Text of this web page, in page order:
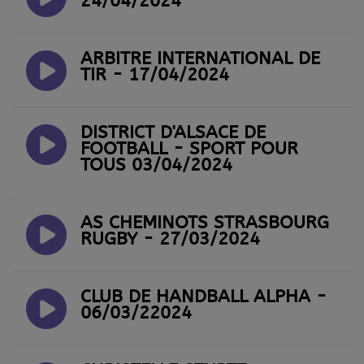
ARBITRE INTERNATIONAL DE
TIR - 17/04/2024
DISTRICT D'ALSACE DE
FOOTBALL - SPORT POUR
TOUS 03/04/2024
AS CHEMINOTS STRASBOURG
RUGBY - 27/03/2024
CLUB DE HANDBALL ALPHA -
06/03/22024